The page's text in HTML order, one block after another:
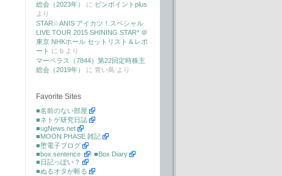
総会（2023年）
に ピンポイントplus
より
STAR☆ANIS アイカツ！スペシャル
LIVE TOUR 2015 SHINING STAR* ＠
東京 NHKホール セットリスト＆レポ
ート に b より
マーベラス（7844）第22回定時株主
総会（2019年）
に 青い鳥 より
Favorite Sites
■名前のない部屋
■ネトゲ研究日誌
■ugNews.net
■MOON PHASE 雑記
■堕電子ブログ
■box sentence
/ ■Box Diary
■日記っぽい？
■ぬるオタが斬る